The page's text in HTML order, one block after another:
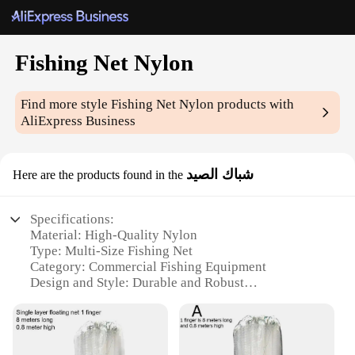
Fishing Net Nylon
Find more styleFishing Net Nylon products with
AliExpress Business
Here are the products found in the شباك الصيد
Specifications:
Material: High-Quality Nylon
Type: Multi-Size Fishing Net
Category: Commercial Fishing Equipment
Design and Style: Durable and Robust
Performance and Property: Strong and Efficient
Features: